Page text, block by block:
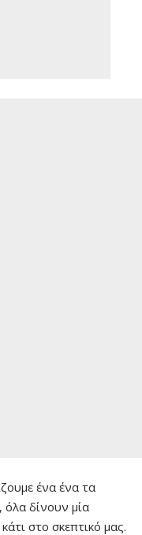
ένα ένα τα
όλα δίνουν μία
στο σκεπτικό μας.